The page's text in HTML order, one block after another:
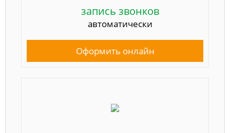
запись звонков
автоматически
Оформить онлайн